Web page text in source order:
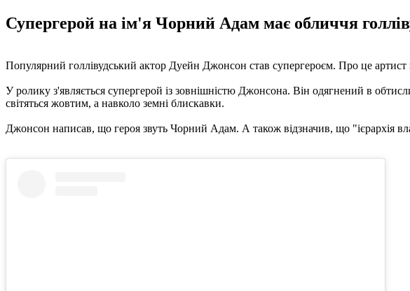
Супергерой на ім'я Чорний Адам має обличчя
Популярний голлівудський актор Дуейн Джонсон став супергероєм. Про це артист
У ролику з'являється супергерой із зовнішністю Джонсона. Він одягнений в
світяться жовтим, а навколо земні блискавки.
Джонсон написав, що героя звуть Чорний Адам. А також відзначив, що "ієрархія